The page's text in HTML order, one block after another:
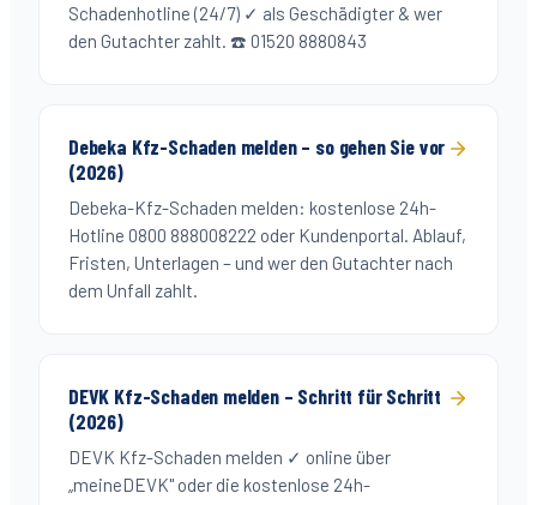
Schadenhotline (24/7) ✓ als Geschädigter & wer
den Gutachter zahlt. ☎️ 01520 8880843
Debeka Kfz-Schaden melden – so gehen Sie vor
(2026)
Debeka-Kfz-Schaden melden: kostenlose 24h-
Hotline 0800 888008222 oder Kundenportal. Ablauf,
Fristen, Unterlagen – und wer den Gutachter nach
dem Unfall zahlt.
DEVK Kfz-Schaden melden – Schritt für Schritt
(2026)
DEVK Kfz-Schaden melden ✓ online über
„meineDEVK" oder die kostenlose 24h-